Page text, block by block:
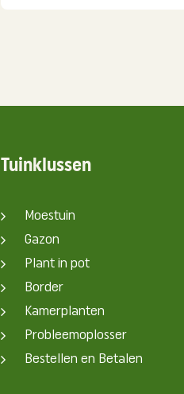
Tuinklussen
Moestuin
Gazon
Plant in pot
Border
Kamerplanten
Probleemoplosser
Bestellen en Betalen